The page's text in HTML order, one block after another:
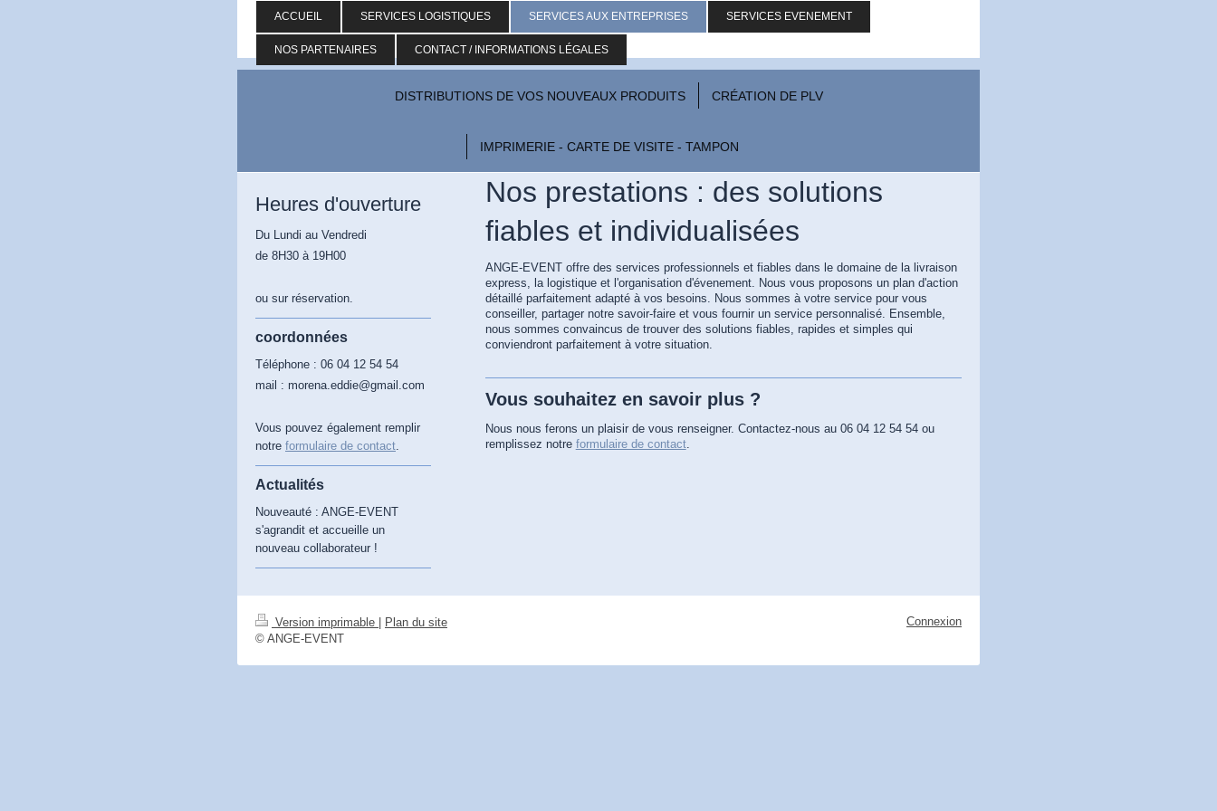
ACCUEIL SERVICES LOGISTIQUES SERVICES AUX ENTREPRISES SERVICES EVENEMENT
NOS PARTENAIRES CONTACT / INFORMATIONS LÉGALES
ANGE-EVENT
DISTRIBUTIONS DE VOS NOUVEAUX PRODUITS CRÉATION DE PLV
IMPRIMERIE - CARTE DE VISITE - TAMPON
Nos prestations : des solutions
fiables et individualisées
ANGE-EVENT offre des services professionnels et fiables dans le domaine de la livraison
express, la logistique et l'organisation d'évenement. Nous vous proposons un plan d'action
détaillé parfaitement adapté à vos besoins. Nous sommes à votre service pour vous
conseiller, partager notre savoir-faire et vous fournir un service personnalisé. Ensemble,
nous sommes convaincus de trouver des solutions fiables, rapides et simples qui
conviendront parfaitement à votre situation.
Vous souhaitez en savoir plus ?
Nous nous ferons un plaisir de vous renseigner. Contactez-nous au 06 04 12 54 54 ou
remplissez notre formulaire de contact.
Heures d'ouverture
Du Lundi au Vendredi
de 8H30 à 19H00
ou sur réservation.
coordonnées
Téléphone : 06 04 12 54 54
mail : morena.eddie@gmail.com
Vous pouvez également remplir
notre formulaire de contact
Actualités
Nouveauté : ANGE-EVENT
s'agrandit et accueille un
nouveau collaborateur !
Version imprimable | Plan du site
© ANGE-EVENT
Connexion